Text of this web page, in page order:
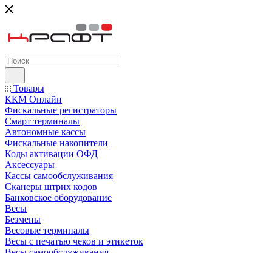
Товары
ККМ Онлайн
Фискальные регистраторы
Смарт терминалы
Автономные кассы
Фискальные накопители
Коды активации ОФД
Аксессуары
Кассы самообслуживания
Сканеры штрих кодов
Банковское оборудование
Весы
Безмены
Весовые терминалы
Весы с печатью чеков и этикеток